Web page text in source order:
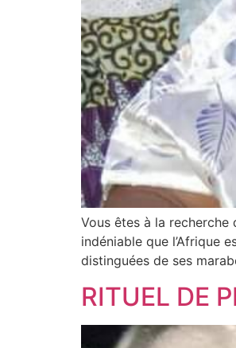
Vous êtes à la
indéniable que l’Afrique
distinguées de ses
RITUEL DE